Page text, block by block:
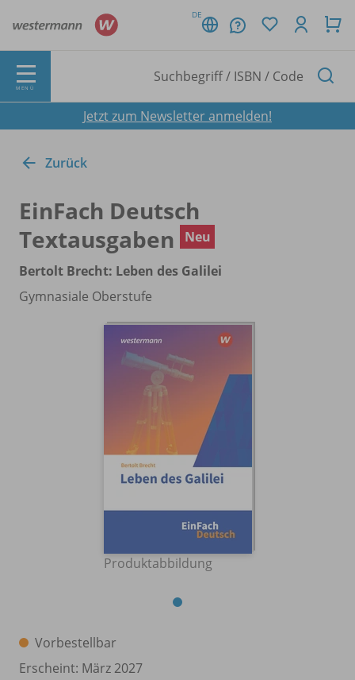
DE
MENÜ
Jetzt zum Newsletter anmelden!
Zurück
EinFach Deutsch
Textausgaben
Neu
Bertolt Brecht: Leben des Galilei
Gymnasiale Oberstufe
Produktabbildung
Vorbestellbar
Erscheint: März 2027